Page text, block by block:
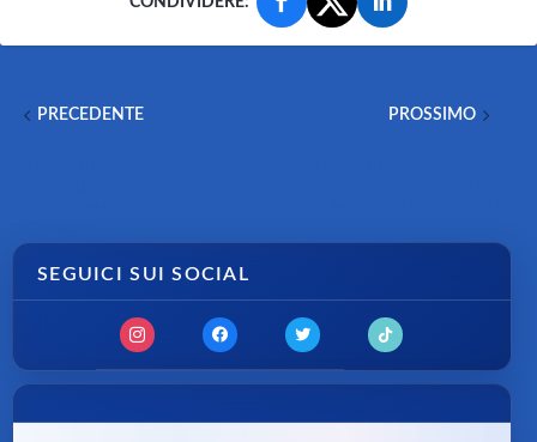
PRECEDENTE PROSSIMO
SEGUICI SUI SOCIAL